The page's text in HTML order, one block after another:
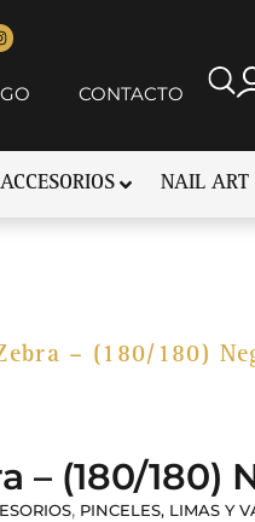
CONTACTO
NAIL ART
– (180/180)
– (180/180)
, PINCELES, LIMAS Y